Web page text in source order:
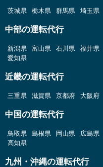
茨城県 栃木県 群馬県 埼玉県
中部の運転代行
新潟県 富山県 石川県 福井県
愛知県
近畿の運転代行
三重県 滋賀県 京都府 大阪府
中国の運転代行
鳥取県 島根県 岡山県 広島県
高知県
九州・沖縄の運転代行